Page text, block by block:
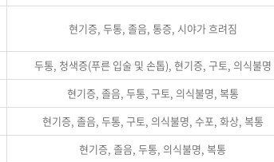
현기증, 두통, 졸음, 통증, 시야가 흐려짐
두통, 청색증(푸른 입술 및 손톱), 현기증, 구토, 의식불명
현기증, 졸음, 두통, 구토, 의식불명, 복통
현기증, 졸음, 두통, 구토, 의식불명, 수포, 화상, 복통
현기증, 졸음, 두통, 의식불명, 복통